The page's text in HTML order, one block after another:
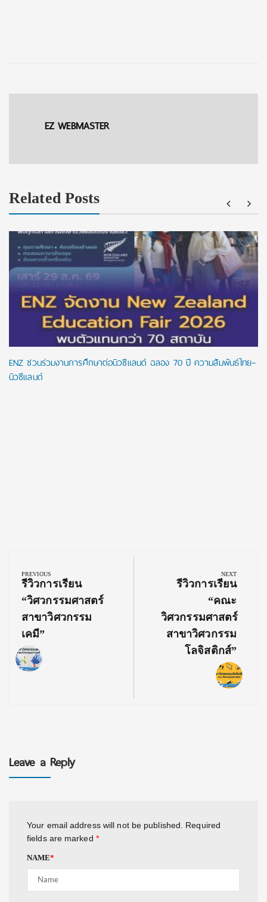
EZ WEBMASTER
Related Posts
ENZ ชวนร่วมงานการศึกษาต่อนิวซีแลนด์ ฉลอง 70 ปี ความสัมพันธ์ไทย–
นิวซีแลนด์
navigation
PREVIOUS
Previous
Post:
รีวิวการเรียน
“วิศวกรรมศาสตร์
สาขาวิศวกรรม
เคมี”
NEXT
Next
รีวิวการเรียน
“คณะ
วิศวกรรมศาสตร์
สาขาวิศวกรรม
โลจิสติกส์”
Leave a Reply
Your email address will not be published.
Required
fields are marked *
NAME*